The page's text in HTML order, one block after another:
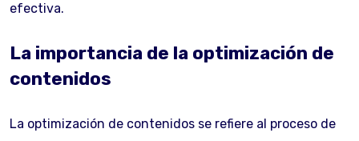
efectiva.
La importancia de la optimización de
contenidos
La optimización de contenidos se refiere al proceso de